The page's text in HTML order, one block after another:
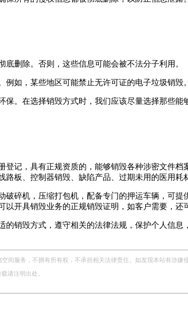
删除。否则，这些信息可能会被不法分子利用。
如，某些地区可能禁止无许可证的电子垃圾销毁。
。在选择销毁方式时，我们应该尽量选择那些能
记，具有正规资质的，能够销毁各种涉密文件
板、控制器销毁、缺陷产品、过期未用的医用耗
碎机，压缩打包机，配备专门的押运车辆，可
开具销毁业务的正规销毁证明，如客户需要，
销毁方式，遵守相关的法律法规，保护个人信
服务，不拥有所有权，不承担相关法律责任。如发现本站有涉嫌
请注明出处。